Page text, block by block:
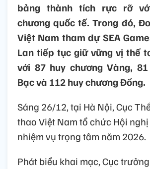
bảng thành tích rực rỡ
chương quốc tế. Trong đó,
Việt Nam tham dự SEA
Lan tiếp tục giữ vững vị thế
với 87 huy chương Vàng,
Bạc và 112 huy chương Đồng.
Sáng 26/12, tại Hà Nội, Cục
thao Việt Nam tổ chức Hội
nhiệm vụ trọng tâm năm 2026.
Phát biểu khai mạc, Cục